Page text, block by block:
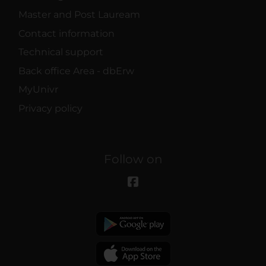
Master and Post Lauream
Contact information
Technical support
Back office Area - dbErw
MyUnivr
Privacy policy
Follow on